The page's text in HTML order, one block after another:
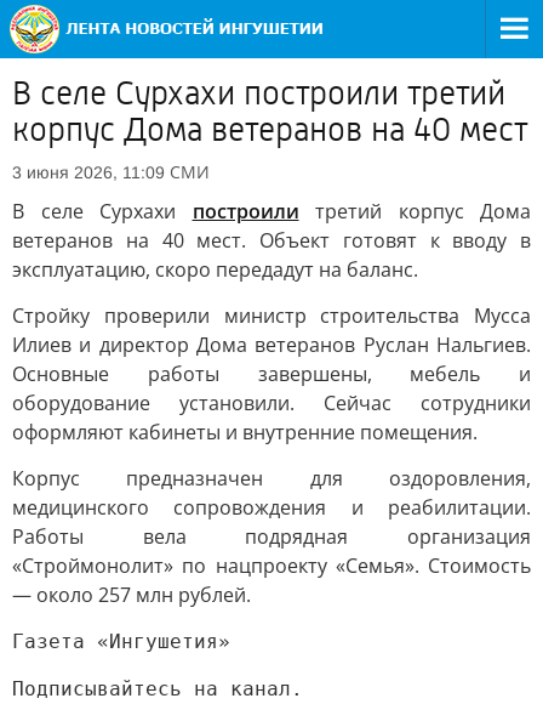
В селе Сурхахи построили третий
корпус Дома ветеранов на 40 мест
3 июня 2026, 11:09 СМИ
В селе Сурхахи построили третий корпус Дома
ветеранов на 40 мест. Объект готовят к вводу в
эксплуатацию, скоро передадут на баланс.
Стройку проверили министр строительства Мусса
Илиев и директор Дома ветеранов Руслан Нальгиев.
Основные работы завершены, мебель и
оборудование установили. Сейчас сотрудники
оформляют кабинеты и внутренние помещения.
Корпус предназначен для оздоровления,
медицинского сопровождения и реабилитации.
Работы вела подрядная организация
«Строймонолит» по нацпроекту «Семья». Стоимость
— около 257 млн рублей.
Газета «Ингушетия»
Подписывайтесь на канал.